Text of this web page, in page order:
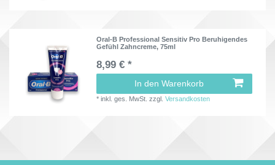
Oral-B Professional Sensitiv Pro Beruhigendes
Gefühl Zahncreme, 75ml
8,99 € *
In den Warenkorb
*inkl. ges. MwSt. zzgl.Versandkosten